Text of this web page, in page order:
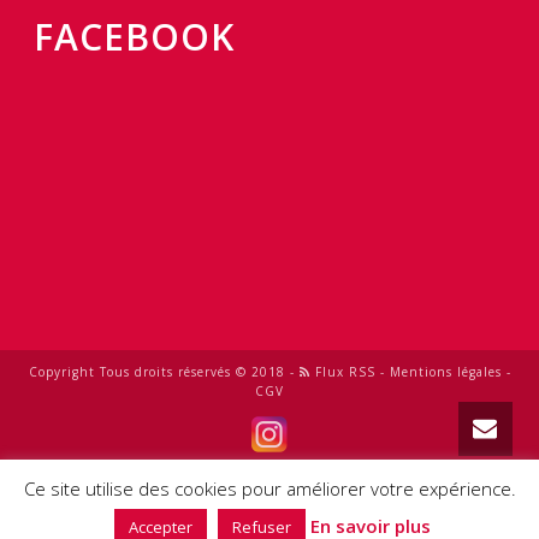
FACEBOOK
Copyright Tous droits réservés © 2018 - Flux RSS - Mentions légales -
CGV
0
Ce site utilise des cookies pour améliorer votre expérience.
Accepter Refuser En savoir plus